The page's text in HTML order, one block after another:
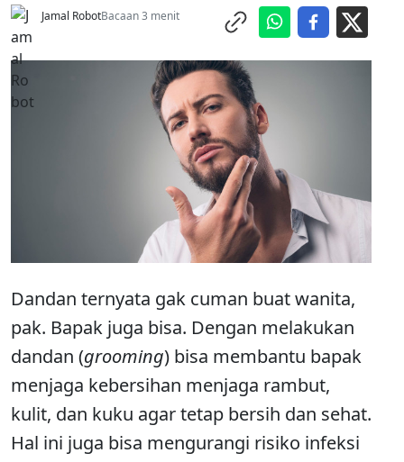
Jamal RobotBacaan 3 menit
Dandan ternyata gak cuman buat wanita,
pak. Bapak juga bisa. Dengan melakukan
dandan (grooming) bisa membantu bapak
menjaga kebersihan menjaga rambut,
kulit, dan kuku agar tetap bersih dan sehat.
Hal ini juga bisa mengurangi risiko infeksi